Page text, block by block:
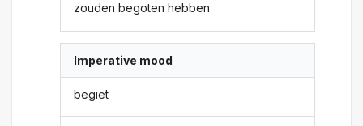
zouden begoten hebben
Imperative mood
begiet